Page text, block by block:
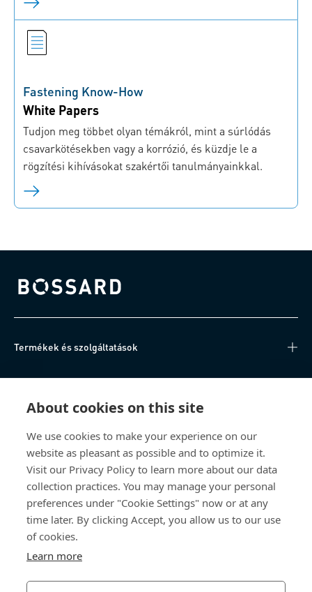
About cookies on this site
We use cookies to make your experience on our
website as pleasant as possible and to optimize it.
Visit our Privacy Policy to learn more about our data
collection practices. You may manage your personal
preferences under "Cookie Settings" now or at any
time later. By clicking Accept, you allow us to our use
of cookies.
Learn more
Fastening Know-How
White Papers
Tudjon meg többet olyan témákról, mint a súrlódás
csavarkötésekben vagy a korrózió, és küzdje le a
rögzítési kihívásokat szakértői tanulmányainkkal.
Bossard homepage
Termékek és szolgáltatások
Tudásközpont
Rólunk
Bossard Magyarország
Szarkaláb u. 3.
2800 Tatabánya